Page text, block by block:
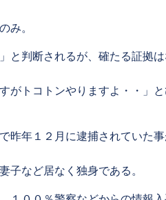
み。
と判断されるが、確たる証拠
がトコトンやりますよ・・」
昨年１２月に逮捕されていた
子など居なく独身である。